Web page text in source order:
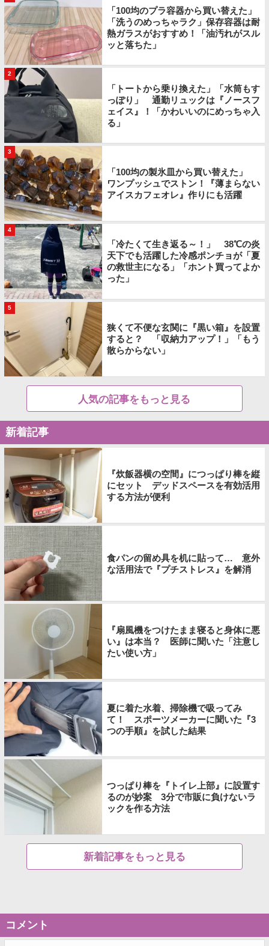
「100均のプラ容器から買い替えた」
「洗うのめっちゃラク」保存容器は耐
熱ガラスがおすすめ！「油汚れがスル
ッと落ちた」
2
「トートから乗り換えた」「水筒もす
っぽり」 通勤リュックは『ノースフ
ェイス』！「かわいいのにめっちゃ入
る」
3
「100均の製氷皿から買い替えた」
ワンプッシュでストン！『薄まらない
アイスカフェオレ』作りにも活躍
4
「冷たくて生き返る～！」 38℃の炎
天下でも活躍した冷感ポンチョが「夏
の救世主になる」「ホント買ってよか
った」
5
狭くて不便な玄関に『黒い箱』を設置
すると？ 「収納力アップ！」「もう
散らからない」
人気の記事をもっと見る
新着記事
『炊飯器横の空間』につっぱり棒を縦
にセット デッドスペースを有効活用
する方法が便利
食パンの留め具を机に貼って… 意外
な活用法で『プチストレス』を解消
『扇風機をつけたまま寝ると身体に悪
い』は本当？ 医師に聞いた「注意し
たい使い方」
夏に着た水着、掃除機で吸ってみ
て！ スポーツメーカーに聞いた『3
つの手順』を試した結果
つっぱり棒を『トイレ上部』に設置す
るのが妙案 3分で市販に負けないラ
ックを作る方法
新着記事をもっと見る
コメント